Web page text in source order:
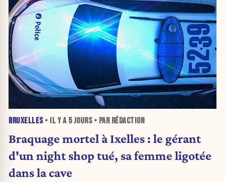
BRUXELLES• IL Y A 5 JOURS• PAR RÉDACTION
Braquage mortel à Ixelles : le gérant
d'un night shop tué, sa femme ligotée
dans la cave